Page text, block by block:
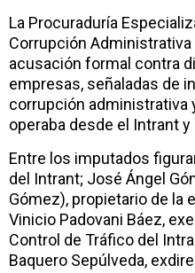
La Procuraduría
Corrupción
acusación formal contra
empresas, señaladas de
corrupción administrativa
operaba desde el Intrant
Entre los imputados
del Intrant; José Ángel
Gómez), propietario de la
Vinicio Padovani Báez,
Control de Tráfico del
Baquero Sepúlveda,